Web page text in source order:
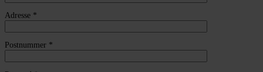
Adresse *
Postnummer *